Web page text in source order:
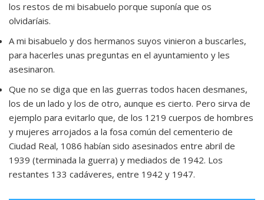
los restos de mi bisabuelo porque suponía que os
olvidaríais.
A mi bisabuelo y dos hermanos suyos vinieron a buscarles,
para hacerles unas preguntas en el ayuntamiento y les
asesinaron.
Que no se diga que en las guerras todos hacen desmanes,
los de un lado y los de otro, aunque es cierto. Pero sirva de
ejemplo para evitarlo que, de los 1219 cuerpos de hombres
y mujeres arrojados a la fosa común del cementerio de
Ciudad Real, 1086 habían sido asesinados entre abril de
1939 (terminada la guerra) y mediados de 1942. Los
restantes 133 cadáveres, entre 1942 y 1947.